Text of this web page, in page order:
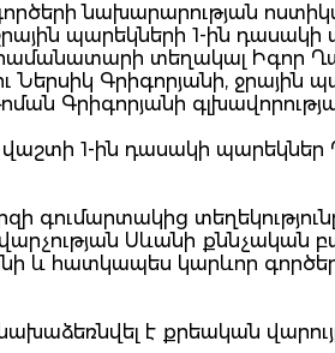
նախարարության
պարեկների 1-ին
տեղակալ Իգոր
Գրիգորյանի,
Գրիգորյանի
1-ին դասակի պարեկներ
գումարտակից
Սևանի քննչական
և հատկապես կարևոր
է քրեական